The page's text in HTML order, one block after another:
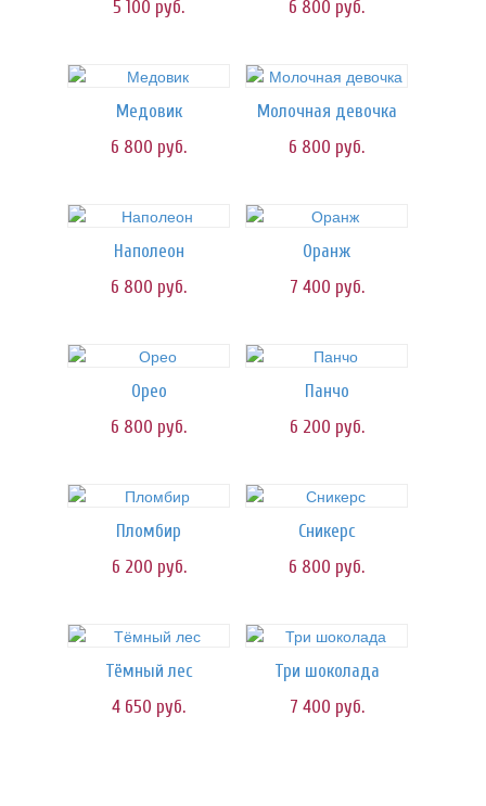
5 100 руб. 6 800 руб.
Медовик
6 800 руб.
Молочная девочка
6 800 руб.
Наполеон
6 800 руб.
Оранж
7 400 руб.
Орео
6 800 руб.
Панчо
6 200 руб.
Пломбир
6 200 руб.
Сникерс
6 800 руб.
Тёмный лес
4 650 руб.
Три шоколада
7 400 руб.